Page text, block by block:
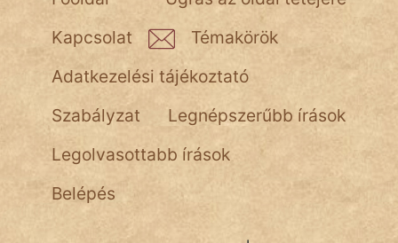
Hoffer Botond
Kapcsolat
Témakörök
Adatkezelési tájékoztató
Szabályzat
Legnépszerűbb írások
Legolvasottabb írások
Belépés